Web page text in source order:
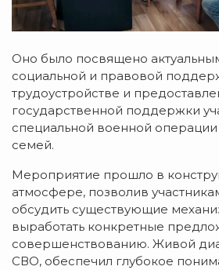
Оно было посвящено
социальной и правовой
трудоустройстве и
государственной поддержки
специальной военной
семей.
Мероприятие прошло в
атмосфере, позволив
обсудить существующие
выработать конкретные
совершенствованию. Живой
СВО, обеспечил глубокое